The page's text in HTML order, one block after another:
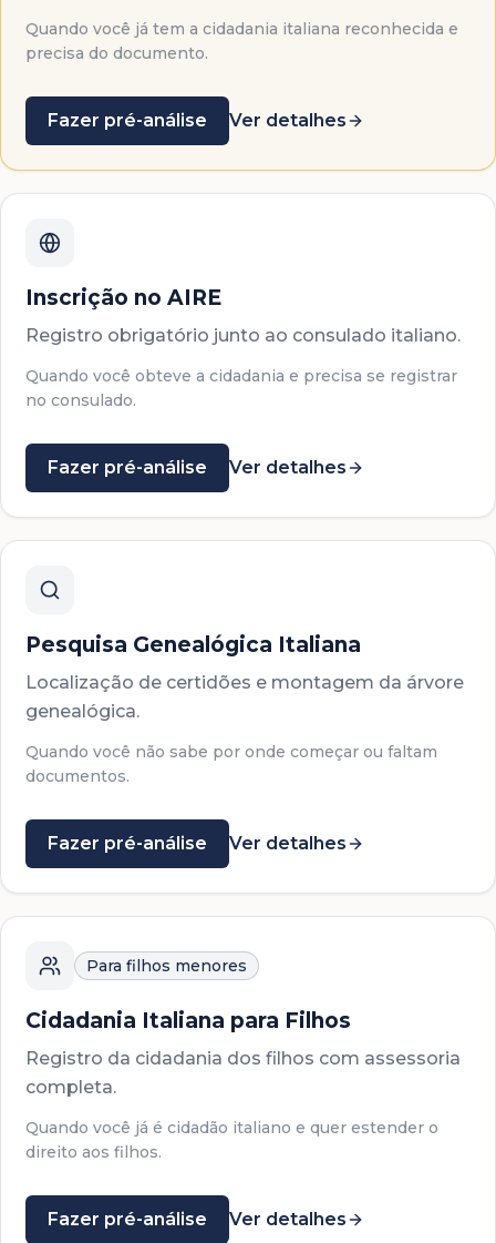
Quando você já tem a cidadania italiana reconhecida e
precisa do documento.
Fazer pré-análise Ver detalhes
Inscrição no AIRE
Registro obrigatório junto ao consulado italiano.
Quando você obteve a cidadania e precisa se registrar
no consulado.
Fazer pré-análise Ver detalhes
Pesquisa Genealógica Italiana
Localização de certidões e montagem da árvore
genealógica.
Quando você não sabe por onde começar ou faltam
documentos.
Fazer pré-análise Ver detalhes
Para filhos menores
Cidadania Italiana para Filhos
Registro da cidadania dos filhos com assessoria
completa.
Quando você já é cidadão italiano e quer estender o
direito aos filhos.
Fazer pré-análise Ver detalhes